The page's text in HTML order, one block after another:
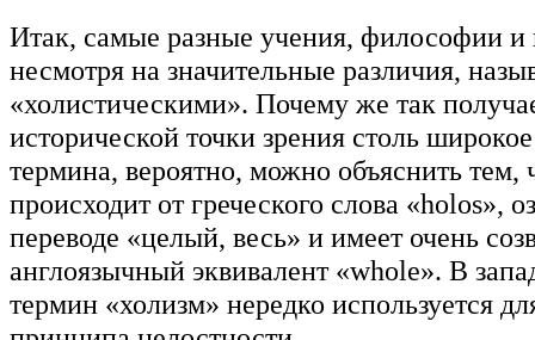
Итак, самые разные учения, философии и
несмотря на значительные различия,
«холистическими». Почему же так
исторической точки зрения столь
термина, вероятно, можно объяснить тем,
происходит от греческого слова «holos»,
переводе «целый, весь» и имеет очень
англоязычный эквивалент «whole». В
термин «холизм» нередко используется